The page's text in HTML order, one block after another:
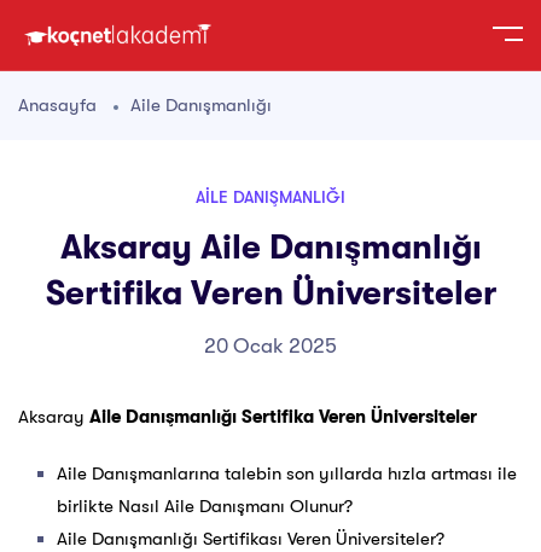
Anasayfa Aile Danışmanlığı
AILE DANIŞMANLIĞI
Aksaray Aile Danışmanlığı
Sertifika Veren Üniversiteler
20 Ocak 2025
Aksaray Aile Danışmanlığı Sertifika Veren Üniversiteler
Aile Danışmanlarına talebin son yıllarda hızla artması ile
birlikte Nasıl Aile Danışmanı Olunur?
Aile Danışmanlığı Sertifikası Veren Üniversiteler?